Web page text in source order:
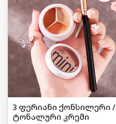
3 ფერიანი ქონსილერი /
ტონალური კრემი